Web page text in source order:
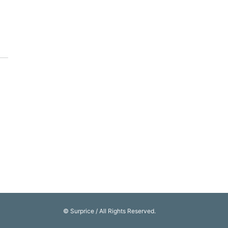
© Surprice / All Rights Reserved.